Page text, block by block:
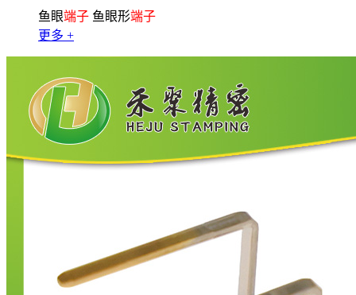
鱼眼端子 鱼眼形端子
更多 +